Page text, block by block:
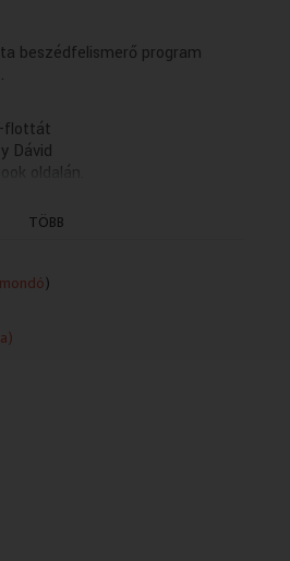
beszédfelismerő program
flottát
Dávid
oldalán.
miniszter
HÉV vonatok
TÖBB
)